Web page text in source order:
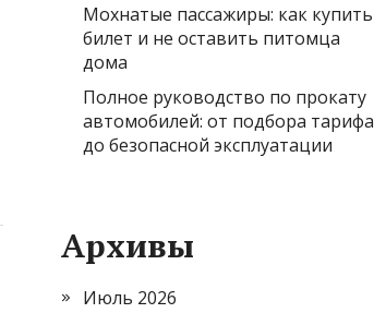
Мохнатые пассажиры: как купить
билет и не оставить питомца
дома
Полное руководство по прокату
автомобилей: от подбора тарифа
до безопасной эксплуатации
Архивы
Июль 2026